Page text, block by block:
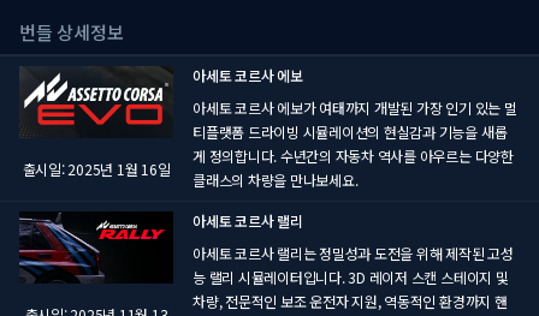
번들 상세정보
출시일: 2025년 1월 16일
아세토 코르사 에보
아세토 코르사 에보가 여태까지 개발된 가장 인기 있는 멀
티플랫폼 드라이빙 시뮬레이션의 현실감과 기능을 새롭
게 정의합니다. 수년간의 자동차 역사를 아우르는 다양한
클래스의 차량을 만나보세요.
아세토 코르사 랠리
아세토 코르사 랠리는 정밀성과 도전을 위해 제작된 고성
능 랠리 시뮬레이터입니다. 3D 레이저 스캔 스테이지 및
차량, 전문적인 보조 운전자 지원, 역동적인 환경까지 핸